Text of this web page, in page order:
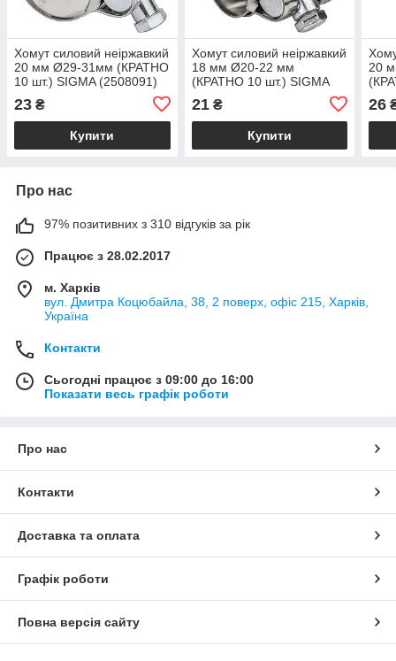
Хомут силовий неіржавкий
20 мм Ø29-31мм (КРАТНО
10 шт.) SIGMA (2508091)
23 ₴
Купити
Хомут силовий неіржавкий
18 мм Ø20-22 мм
(КРАТНО 10 шт.) SIGMA
21₴
Купити
20
26
Про нас
97% позитивних з 310 відгуків за рік
Працює з 28.02.2017
м. Харків
вул. Дмитра Коцюбайла, 38, 2 поверх, офіс 215, Харків,
Україна
Контакти
Сьогодні працює з 09:00 до 16:00
Показати весь графік роботи
Про нас
Контакти
Доставка та оплата
Графік роботи
Повна версія сайту